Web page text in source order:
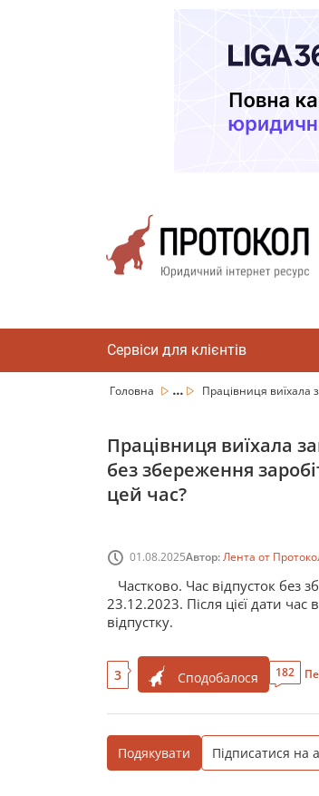
Сервіси для клієнтів
Головна ... Працівниця виїхала
Працівниця виїхала
без збереження
цей час?
01.08.2025Автор:Лента от
Частково. Час відпусток без
23.12.2023. Після цієї дати
відпустку.
3 Сподобалося 182
Подякувати Підписатися на